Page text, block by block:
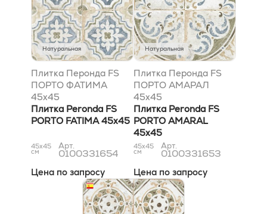
Натуральная
Плитка Перонда FS
ПОРТО ФАТИМА
45x45
Плитка Peronda FS
PORTO FATIMA 45x45
45x45
см
Арт.
0100331654
Цена по запросу
Натуральная
Плитка Перонда FS
ПОРТО АМАРАЛ
45x45
Плитка Peronda FS
PORTO AMARAL
45x45
45x45
см
Арт.
0100331653
Цена по запросу